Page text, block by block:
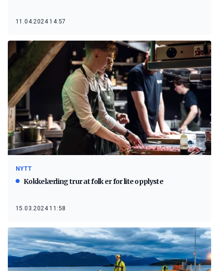
11.04.2024 14:57
NYTT
Kokkelærling trur at folk er for lite opplyste
15.03.2024 11:58